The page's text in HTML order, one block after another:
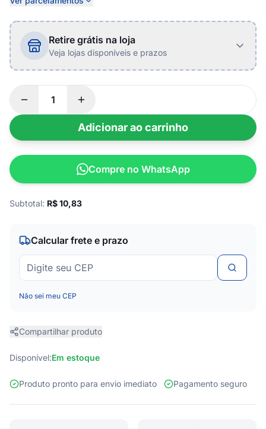
Retire grátis na loja
Veja lojas disponíveis e prazos
Adicionar ao carrinho
Compre no WhatsApp
Subtotal: R$10,83
Calcular frete e prazo
Não sei meu CEP
Compartilhar produto
Disponível:Em estoque
Produto pronto para envio imediato Pagamento seguro